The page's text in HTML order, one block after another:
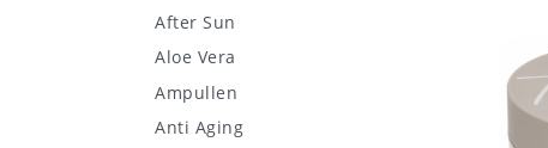
After Sun
Aloe Vera
Ampullen
Anti Aging